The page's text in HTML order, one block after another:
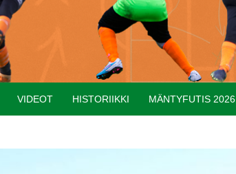
VIDEOT HISTORIIKKI MÄNTYFUTIS 2026